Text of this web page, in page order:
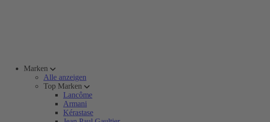
Marken
Alle anzeigen
Top Marken
Lancôme
Armani
Kérastase